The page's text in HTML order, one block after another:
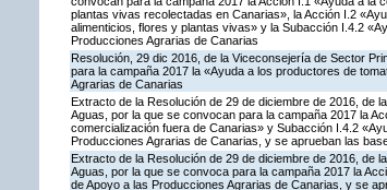
plantas vivas recolectadas en Canarias», la Acción I.2
alimenticios, flores y plantas vivas» y la Subacción I.4.2
Producciones Agrarias de Canarias
Resolución, 29 dic 2016, de la Viceconsejería de Sector
para la campaña 2017 la «Ayuda a los productores de
Agrarias de Canarias
Extracto de la Resolución de 29 de diciembre de 2016, de
Aguas, por la que se convocan para la campaña 2017 la
comercialización fuera de Canarias» y Subacción I.4.2
Producciones Agrarias de Canarias, y se aprueban las
Extracto de la Resolución de 29 de diciembre de 2016, de
Aguas, por la que se convoca para la campaña 2017 la
de Apoyo a las Producciones Agrarias de Canarias, y se